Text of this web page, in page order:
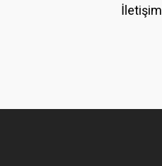
İletişim